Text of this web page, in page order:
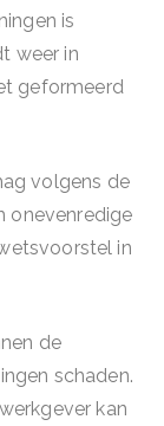
is
weer in
geformeerd
volgens de
onevenredige
in
de
schaden.
kan